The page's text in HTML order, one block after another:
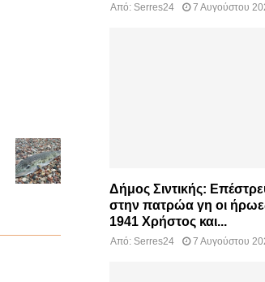
Από: Serres24 7 Αυγούστου
Δήμος Σιντικής:
στην πατρώα γη οι
1941 Χρήστος και...
Από: Serres24 7 Αυγούστου